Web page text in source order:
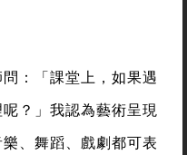
：「課堂上，如果遇
？」我認為藝術呈現
、舞蹈、戲劇都可表